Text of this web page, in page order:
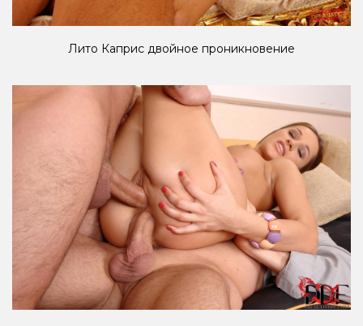
Лито Каприс двойное проникновение